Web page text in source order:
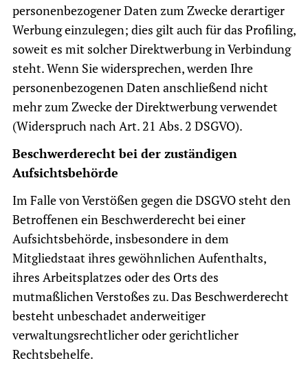
personenbezogener Daten zum Zwecke derartiger
Werbung einzulegen; dies gilt auch für das Profiling,
soweit es mit solcher Direktwerbung in Verbindung
steht. Wenn Sie widersprechen, werden Ihre
personenbezogenen Daten anschließend nicht
mehr zum Zwecke der Direktwerbung verwendet
(Widerspruch nach Art. 21 Abs. 2 DSGVO).
Beschwerderecht bei der zuständigen
Aufsichtsbehörde
Im Falle von Verstößen gegen die DSGVO steht den
Betroffenen ein Beschwerderecht bei einer
Aufsichtsbehörde, insbesondere in dem
Mitgliedstaat ihres gewöhnlichen Aufenthalts,
ihres Arbeitsplatzes oder des Orts des
mutmaßlichen Verstoßes zu. Das Beschwerderecht
besteht unbeschadet anderweitiger
verwaltungsrechtlicher oder gerichtlicher
Rechtsbehelfe.